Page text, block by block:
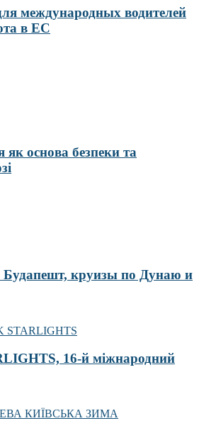
международных водителей
в ЕС
як основа безпеки та
круизы по Дунаю и
16-й міжнародний